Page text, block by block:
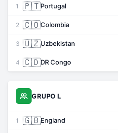
1 🇵🇹Portugal
2 🇨🇴Colombia
3 🇺🇿Uzbekistan
4 🇨🇩DR Congo
GRUPO L
1 🇬🇧England